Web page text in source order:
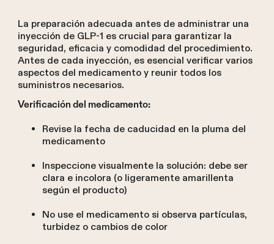
La preparación adecuada antes de administrar una
inyección de GLP-1 es crucial para garantizar la
seguridad, eficacia y comodidad del procedimiento.
Antes de cada inyección, es esencial verificar varios
aspectos del medicamento y reunir todos los
suministros necesarios.
Verificación del medicamento:
Revise la fecha de caducidad en la pluma del
medicamento
Inspeccione visualmente la solución: debe ser
clara e incolora (o ligeramente amarillenta
según el producto)
No use el medicamento si observa partículas,
turbidez o cambios de color